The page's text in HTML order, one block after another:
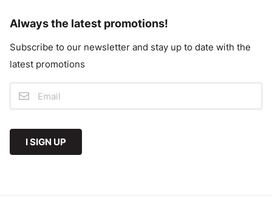
Always the latest promotions!
Subscribe to our newsletter and stay up to date with the
latest promotions
I SIGN UP